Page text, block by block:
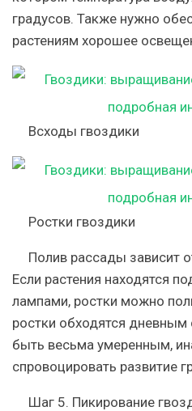
градусов. Также нужно
растениям хорошее
Всходы гвоздики
Ростки гвоздики
Полив рассады зависит
Если растения находятся
лампами, ростки можно
ростки обходятся дневным
быть весьма умеренным,
спровоцировать развитие
Шаг 5. Пикирование